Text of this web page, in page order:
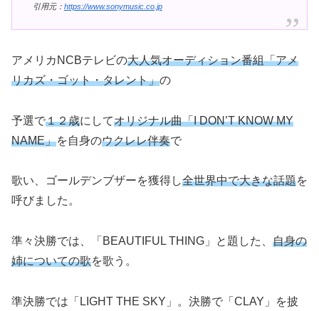
引用元： https://www.sonymusic.co.jp
アメリカNCBテレビの大人気オーディション番組「アメ
リカズ・ゴット・タレント」の
予選で１２歳にしてオリジナル曲「I DON’T KNOW MY
NAME」を自身のウクレレ伴奏で
歌い、ゴールデンブザーを獲得し全世界中で大きな話題を
呼びました。
準々決勝では、「BEAUTIFUL THING」と題した、 自身の
姉についての歌を歌う。
準決勝では「LIGHT THE SKY」。決勝で「CLAY」を披